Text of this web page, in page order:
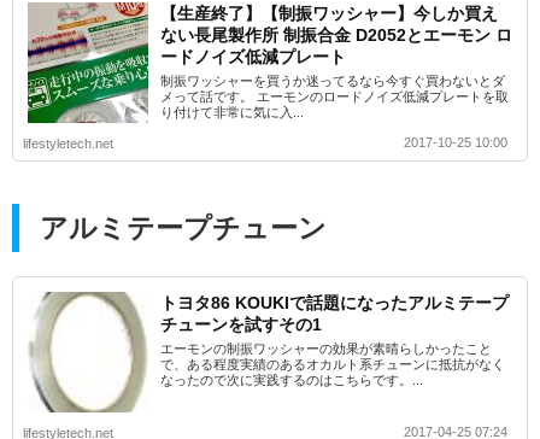
【生産終了】【制振ワッシャー】今しか買え
ない長尾製作所 制振合金 D2052とエーモン ロ
ードノイズ低減プレート
制振ワッシャーを買うか迷ってるなら今すぐ買わないとダ
メって話です。 エーモンのロードノイズ低減プレートを取
り付けて非常に気に入...
lifestyletech.net 2017-10-25 10:00
アルミテープチューン
トヨタ86 KOUKIで話題になったアルミテープ
チューンを試すその1
エーモンの制振ワッシャーの効果が素晴らしかったこと
で、ある程度実績のあるオカルト系チューンに抵抗がなく
なったので次に実践するのはこちらです。...
lifestyletech.net 2017-04-25 07:24